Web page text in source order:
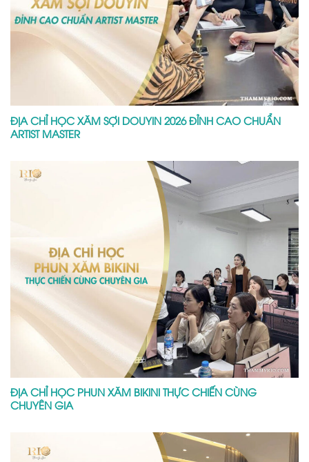
ĐỊA CHỈ HỌC XĂM SỢI DOUYIN 2026 ĐỈNH CAO CHUẨN
ARTIST MASTER
ĐỊA CHỈ HỌC PHUN XĂM BIKINI THỰC CHIẾN CÙNG
CHUYÊN GIA